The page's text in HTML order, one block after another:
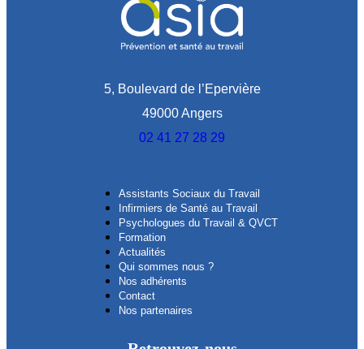
5, Boulevard de l’Epervière
49000 Angers
02 41 27 28 29
Assistants Sociaux du Travail
Infirmiers de Santé au Travail
Psychologues du Travail & QVCT
Formation
Actualités
Qui sommes nous ?
Nos adhérents
Contact
Nos partenaires